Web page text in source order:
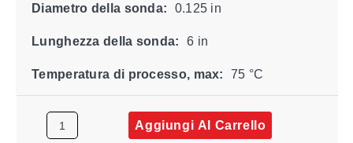
Diametro della sonda: 0.125 in
Lunghezza della sonda: 6 in
Temperatura di processo, max: 75 °C
Aggiungi Al Carrello